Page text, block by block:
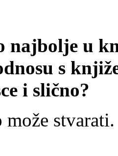
u
s
i slično?
može stvarati.